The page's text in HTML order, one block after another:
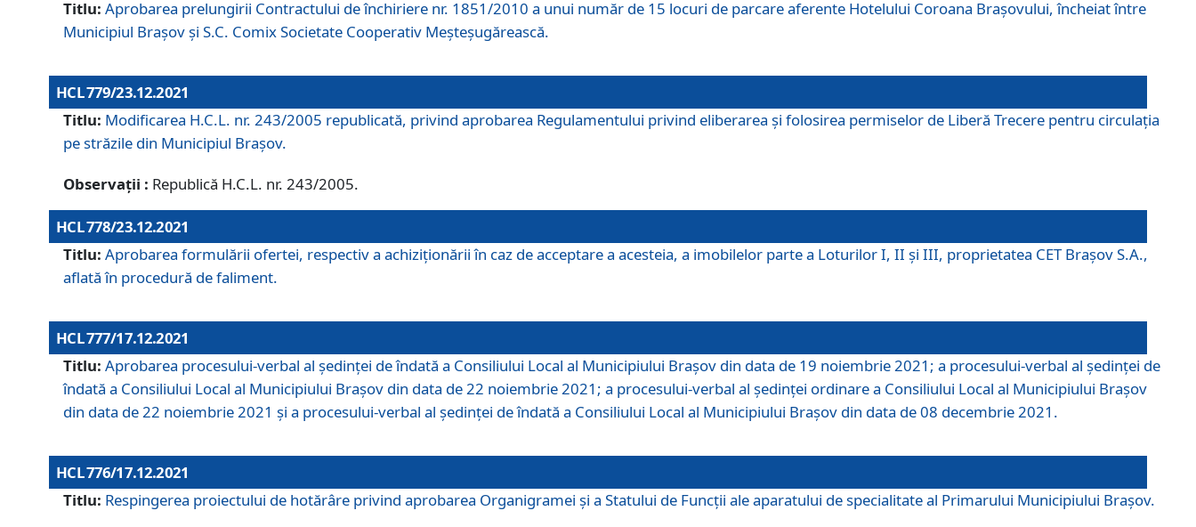
Titlu: Aprobarea prelungirii Contractului de închiriere nr. 1851/2010 a unui număr de 15 locuri de parcare aferente Hotelului Coroana Brașovului, încheiat între
Municipiul Braşov şi S.C. Comix Societate Cooperativ Meșteșugărească.
HCL 779/23.12.2021
Titlu: Modificarea H.C.L. nr. 243/2005 republicată, privind aprobarea Regulamentului privind eliberarea şi folosirea permiselor de Liberă Trecere pentru circulația
pe străzile din Municipiul Braşov.
Observații : Republică H.C.L. nr. 243/2005.
HCL 778/23.12.2021
Titlu: Aprobarea formulării ofertei, respectiv a achiziționării în caz de acceptare a acesteia, a imobilelor parte a Loturilor I, II și III, proprietatea CET Brașov S.A.,
aflată în procedură de faliment.
HCL 777/17.12.2021
Titlu: Aprobarea procesului-verbal al şedinţei de îndată a Consiliului Local al Municipiului Braşov din data de 19 noiembrie 2021; a procesului-verbal al şedinţei de
îndată a Consiliului Local al Municipiului Braşov din data de 22 noiembrie 2021; a procesului-verbal al şedinţei ordinare a Consiliului Local al Municipiului Braşov
din data de 22 noiembrie 2021 și a procesului-verbal al şedinţei de îndată a Consiliului Local al Municipiului Braşov din data de 08 decembrie 2021.
HCL 776/17.12.2021
Titlu: Respingerea proiectului de hotărâre privind aprobarea Organigramei şi a Statului de Funcţii ale aparatului de specialitate al Primarului Municipiului Braşov.